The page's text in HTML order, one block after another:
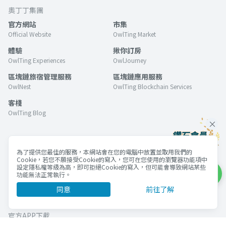
奧丁丁集團
官方網站
Official Website
市集
OwlTing Market
體驗
OwlTing Experiences
揪你訂房
OwlJourney
區塊鏈旅宿管理服務
OwlNest
區塊鏈應用服務
OwlTing Blockchain Services
客棧
OwlTing Blog
網站條款
購物常見問題
商家販售商品規範
集團隱私權政策
使用條款
Cookie政策
官方APP下載
為了提供您最佳的服務，本網站會在您的電腦中放置並取用我們的
Cookie，若您不願接受Cookie的寫入，您可在您使用的瀏覽器功能項中
設定隱私權等級為高，即可拒絕Cookie的寫入，但可能會導致網站某些
功能無法正常執行。
同意 前往了解